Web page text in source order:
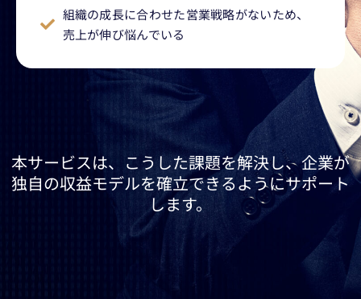
組織の成長に合わせた営業戦略がないため、
売上が伸び悩んでいる
本サービスは、こうした課題を解決し、企業が
独自の収益モデルを確立できるようにサポート
します。